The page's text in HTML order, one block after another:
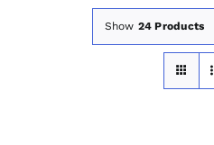
Show 24 Products